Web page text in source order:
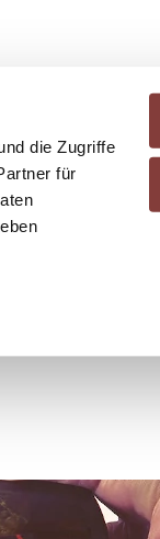
die Zugriffe
für